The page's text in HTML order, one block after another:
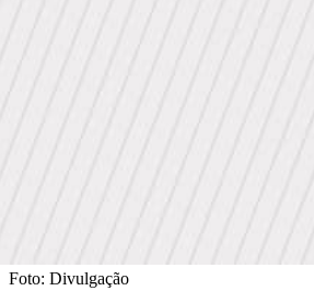
Foto: Divulgação